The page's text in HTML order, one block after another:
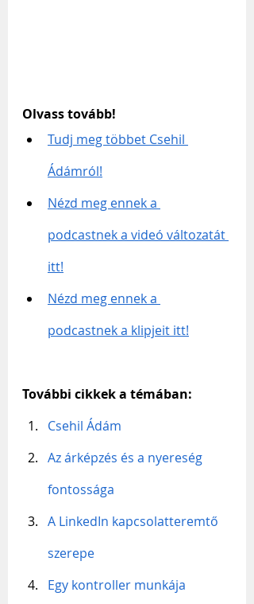
Olvass tovább!
Tudj meg többet Csehil
Ádámról!
Nézd meg ennek a
podcastnek a videó változatát
itt!
Nézd meg ennek a
podcastnek a klipjeit itt!
További cikkek a témában:
Csehil Ádám
Az árképzés és a nyereség
fontossága
A LinkedIn kapcsolatteremtő
szerepe
Egy kontroller munkája